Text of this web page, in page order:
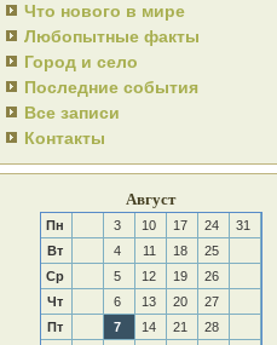
Что нового в мире
Любопытные факты
Город и село
Последние события
Все записи
Контакты
Август
Пн 3 10 17 24
31
Вт
4 11 18
25
Ср
5 12 19
26
Чт
6 13 20
27
Пт
7 14 21
28